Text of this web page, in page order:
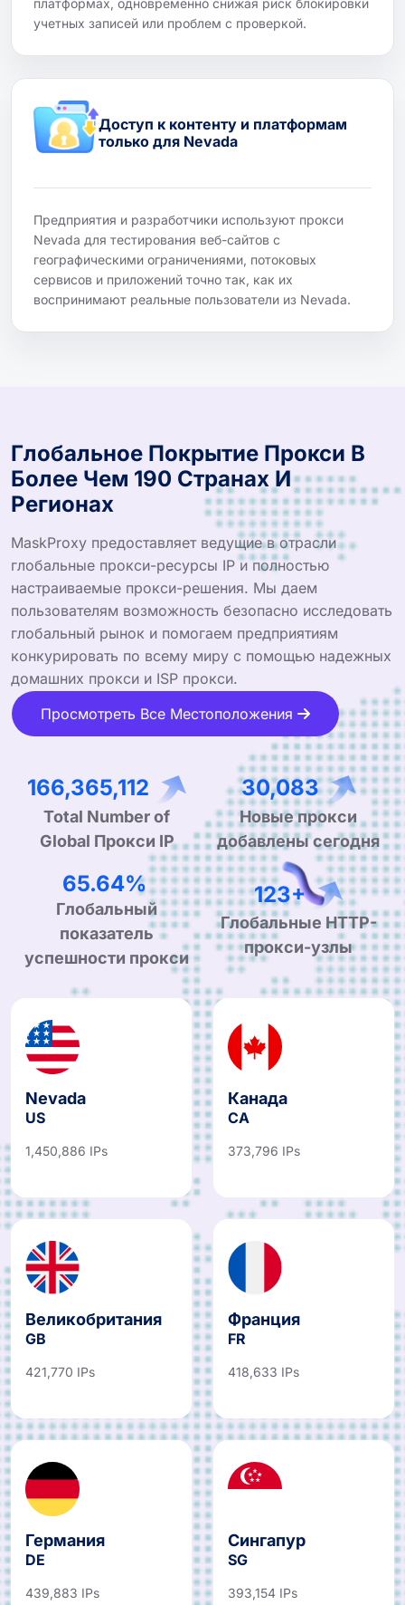
учетных записей или проблем с проверкой.
Доступ к контенту и платформам
только для Nevada
Предприятия и разработчики используют прокси
Nevada для тестирования веб-сайтов с
географическими ограничениями, потоковых
сервисов и приложений точно так, как их
воспринимают реальные пользователи из Nevada.
Глобальное Покрытие Прокси В
Более Чем 190 Странах И
Регионах
MaskProxy предоставляет ведущие в отрасли
глобальные прокси-ресурсы IP и полностью
настраиваемые прокси-решения. Мы даем
пользователям возможность безопасно исследовать
глобальный рынок и помогаем предприятиям
конкурировать по всему миру с помощью надежных
домашних прокси и ISP прокси.
Просмотреть Все Местоположения
253,164,301
Total Number of
Global Прокси IP
45,779
Новые прокси
добавлены сегодня
99.90%
Глобальный
показатель
успешности прокси
190+
Глобальные HTTP-
прокси-узлы
Nevada
US
1,450,886 IPs
Канада
CA
373,796 IPs
Великобритания
GB
421,770 IPs
Франция
FR
418,633 IPs
Германия
DE
439,883 IPs
Сингапур
SG
393,154 IPs